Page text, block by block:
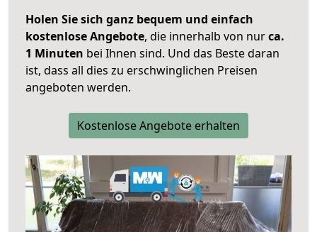
Holen Sie sich ganz bequem und einfach
kostenlose Angebote, die innerhalb von nurca.
1 Minuten bei Ihnen sind. Und das Beste daran
ist, dass all dies zu erschwinglichen Preisen
angeboten werden.
Kostenlose Angebote erhalten